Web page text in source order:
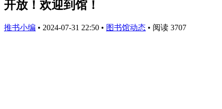
开放！欢迎到馆！
推书小编 • 2024-07-31 22:50 • 图书馆动态 • 阅读 3707